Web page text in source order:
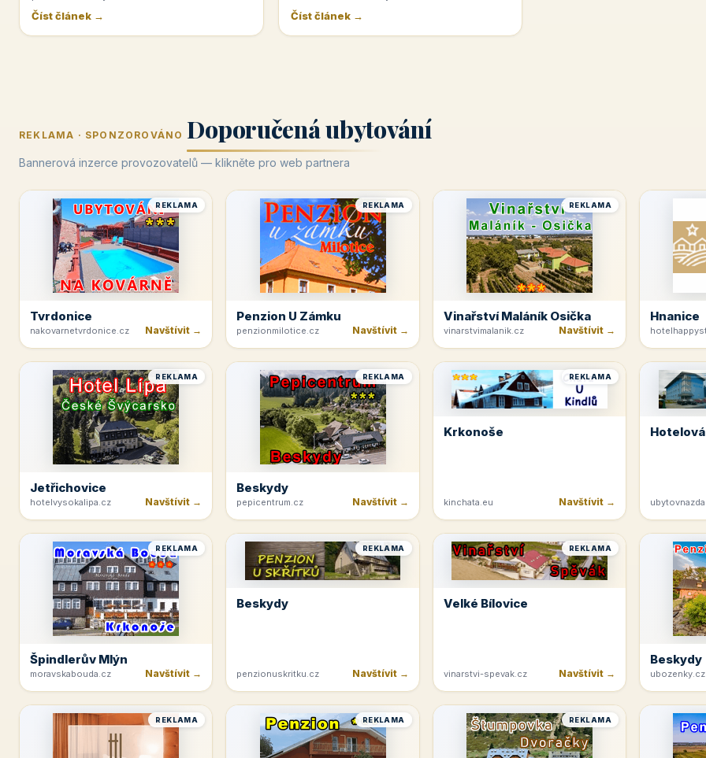
Číst článek → Číst článek →
REKLAMA · SPONZOROVÁNO Doporučená ubytování
Bannerová inzerce provozovatelů — klikněte pro web partnera
REKLAMA
Tvrdonice
nakovarnetvrdonice.cz Navštívit →
REKLAMA
Penzion U Zámku
penzionmilotice.cz Navštívit →
REKLAMA
Vinařství Maláník Osička
vinarstvimalanik.cz Navštívit →
Hnanice
REKLAMA
Jetřichovice
hotelvysokalipa.cz Navštívit →
REKLAMA
Beskydy
pepicentrum.cz Navštívit →
REKLAMA
Krkonoše
kinchata.eu Navštívit →
REKLAMA
Špindlerův Mlýn
moravskabouda.cz Navštívit →
REKLAMA
Beskydy
penzionuskritku.cz Navštívit →
REKLAMA
Velké Bílovice
vinarstvi-spevak.cz Navštívit →
Beskydy
ubozenky.cz
REKLAMA REKLAMA REKLAMA